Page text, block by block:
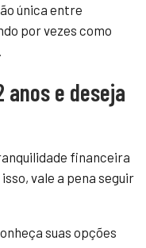
única entre
por vezes como
anos e deseja
financeira
vale a pena seguir
suas opções